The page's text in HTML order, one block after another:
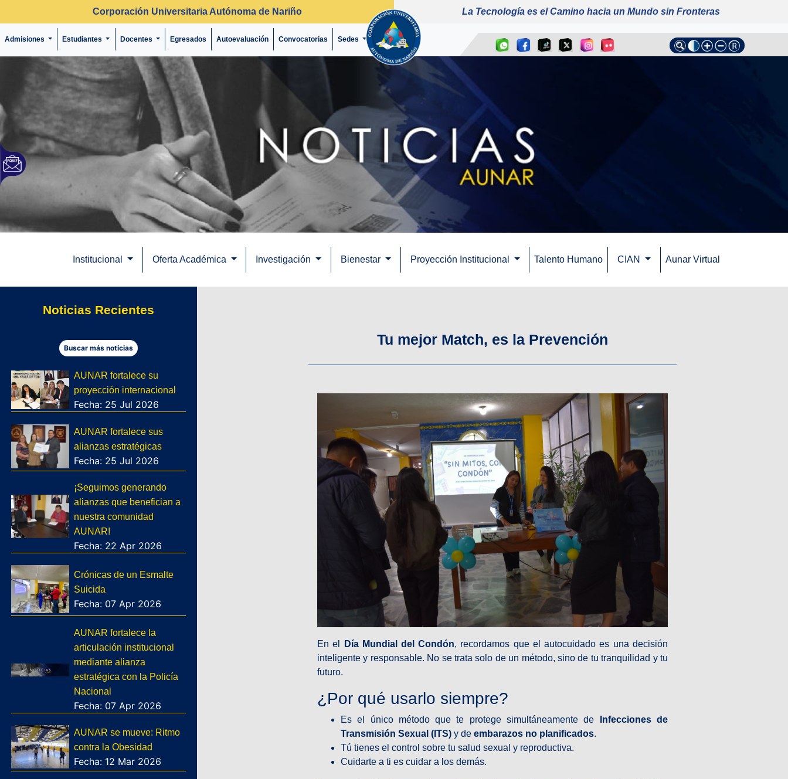
Corporación Universitaria Autónoma de Nariño La Tecnología es el Camino hacia un Mundo sin Fronteras
Admisiones Estudiantes Docentes Egresados Autoevaluación Convocatorias (current)
Sedes
Institucional Oferta Académica Investigación Bienestar Proyección Institucional Talento Humano CIAN Aunar Virtual
Tu mejor Match, es la Prevención
En el Día Mundial del Condón, recordamos que el autocuidado es una decisión
inteligente y responsable. No se trata solo de un método, sino de tu tranquilidad y tu
futuro.
¿Por qué usarlo siempre?
Es el único método que te protege simultáneamente de
Infecciones de
Transmisión Sexual (ITS) y de embarazos no planificados.
Tú tienes el control sobre tu salud sexual y reproductiva.
Cuidarte a ti es cuidar a los demás.
Noticias Recientes
Buscar más noticias
AUNAR fortalece su
proyección internacional
Fecha: 25 Jul 2026
AUNAR fortalece sus
alianzas estratégicas
Fecha: 25 Jul 2026
¡Seguimos generando
alianzas que benefician a
nuestra comunidad
AUNAR!
Fecha: 22 Apr 2026
Crónicas de un Esmalte
Suicida
Fecha: 07 Apr 2026
AUNAR fortalece la
articulación institucional
mediante alianza
estratégica con la Policía
Nacional
Fecha: 07 Apr 2026
AUNAR se mueve: Ritmo
contra la Obesidad
Fecha: 12 Mar 2026